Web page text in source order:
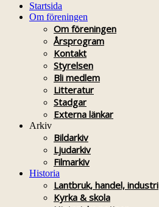
Startsida
Om föreningen
Om föreningen
Årsprogram
Kontakt
Styrelsen
Bli medlem
Litteratur
Stadgar
Externa länkar
Arkiv
Bildarkiv
Ljudarkiv
Filmarkiv
Historia
Lantbruk, handel, industri
Kyrka & skola